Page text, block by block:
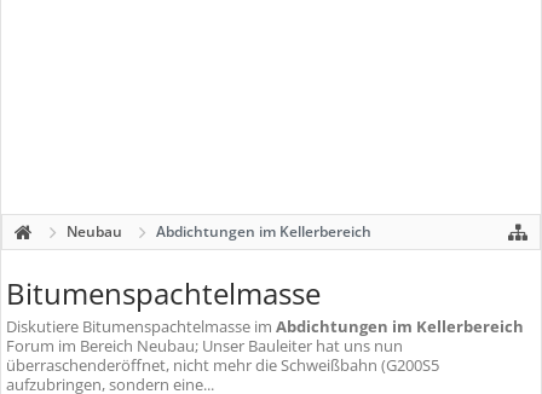
Neubau Abdichtungen im Kellerbereich
Bitumenspachtelmasse
Diskutiere Bitumenspachtelmasse im Abdichtungen im Kellerbereich
Forum im Bereich Neubau; Unser Bauleiter hat uns nun
überraschenderöffnet, nicht mehr die Schweißbahn (G200S5
aufzubringen, sondern eine...